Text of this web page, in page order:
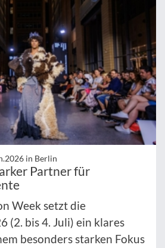
in Berlin
Partner für
Week setzt die
(2. bis 4. Juli) ein klares
besonders starken Fokus